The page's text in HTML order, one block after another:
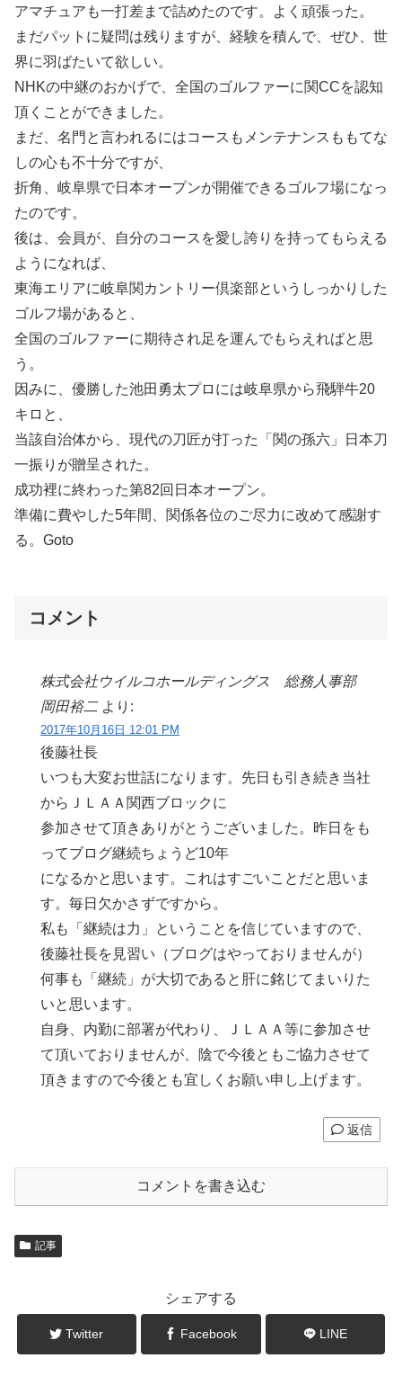
アマチュアも一打差まで詰めたのです。よく頑張った。
まだパットに疑問は残りますが、経験を積んで、ぜひ、世
界に羽ばたいて欲しい。
NHKの中継のおかげで、全国のゴルファーに関CCを認知
頂くことができました。
まだ、名門と言われるにはコースもメンテナンスももてな
しの心も不十分ですが、
折角、岐阜県で日本オープンが開催できるゴルフ場になっ
たのです。
後は、会員が、自分のコースを愛し誇りを持ってもらえる
ようになれば、
東海エリアに岐阜関カントリー倶楽部というしっかりした
ゴルフ場があると、
全国のゴルファーに期待され足を運んでもらえればと思
う。
因みに、優勝した池田勇太プロには岐阜県から飛騨牛20
キロと、
当該自治体から、現代の刀匠が打った「関の孫六」日本刀
一振りが贈呈された。
成功裡に終わった第82回日本オープン。
準備に費やした5年間、関係各位のご尽力に改めて感謝す
る。Goto
コメント
株式会社ウイルコホールディングス 総務人事部
岡田裕二 より:
2017年10月16日 12:01 PM
後藤社長
いつも大変お世話になります。先日も引き続き当社
からＪＬＡＡ関西ブロックに
参加させて頂きありがとうございました。昨日をも
ってブログ継続ちょうど10年
になるかと思います。これはすごいことだと思いま
す。毎日欠かさずですから。
私も「継続は力」ということを信じていますので、
後藤社長を見習い（ブログはやっておりませんが）
何事も「継続」が大切であると肝に銘じてまいりた
いと思います。
自身、内勤に部署が代わり、ＪＬＡＡ等に参加させ
て頂いておりませんが、陰で今後ともご協力させて
頂きますので今後とも宜しくお願い申し上げます。
返信
コメントを書き込む
記事
シェアする
Twitter Facebook LINE